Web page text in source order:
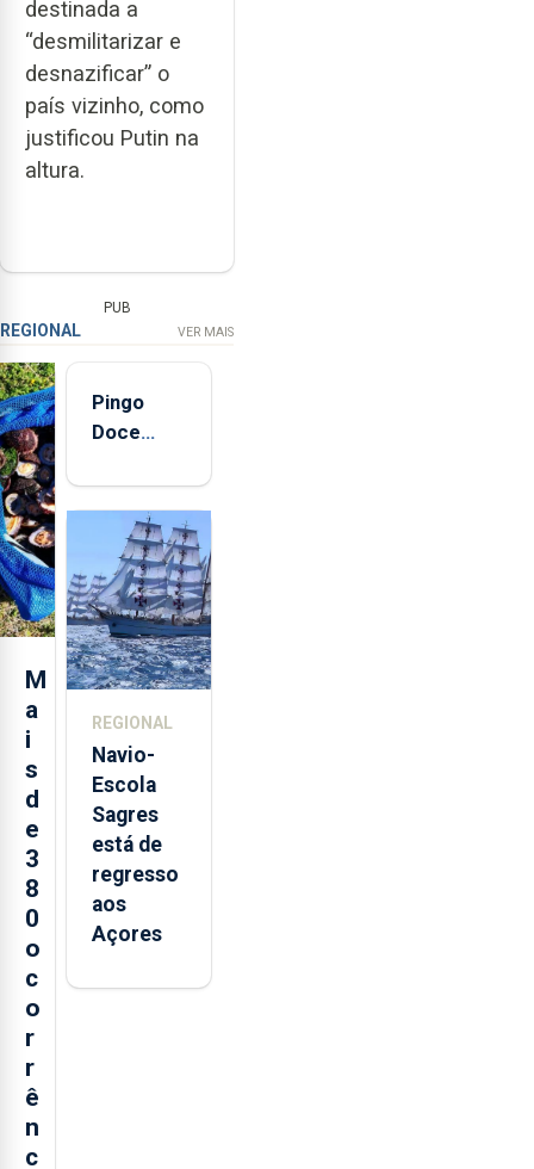
destinada a
“desmilitarizar e
desnazificar” o
país vizinho, como
justificou Putin na
altura.
PUB
REGIONAL VER MAIS
M
a
i
s
d
e
3
8
0
o
c
o
r
r
ê
n
c
Pingo
Doce
quinta-
feira nova
loja em
São
Sebastião
e cria 30
postos de
REGIONAL
Navio-
Escola
Sagres
está de
regresso
aos
Açores